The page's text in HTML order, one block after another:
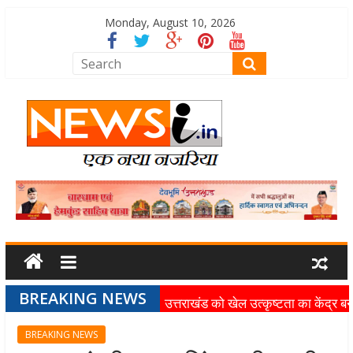
Monday, August 10, 2026
BREAKING NEWS
उत्तराखंड को खेल उत्कृष्टता का केंद्र
स्पोर्ट्स यूनिवर्सिटी परियोजना
BREAKING NEWS